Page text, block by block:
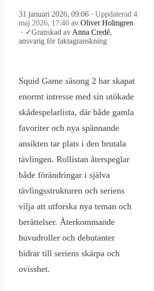
31 januari 2026, 09:06 · Uppdaterad 4
maj 2026, 17:46 av Oliver Holmgren
· ✓Granskad av Anna Credé,
ansvarig för faktagranskning
Squid Game säsong 2 har skapat
enormt intresse med sin utökade
skådespelarlista, där både gamla
favoriter och nya spännande
ansikten tar plats i den brutala
tävlingen. Rollistan återspeglar
både förändringar i själva
tävlingsstrukturen och seriens
vilja att utforska nya teman och
berättelser. Återkommande
huvudroller och debutanter
bidrar till seriens skärpa och
ovisshet.